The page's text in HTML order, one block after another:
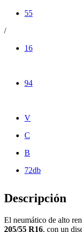
55
/
16
94
V
C
B
72db
Descripción
El neumático de alto
205/55 R16, con un